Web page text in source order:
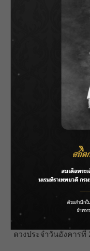
Post
navigation
ดวงประจำวันอังคารที่